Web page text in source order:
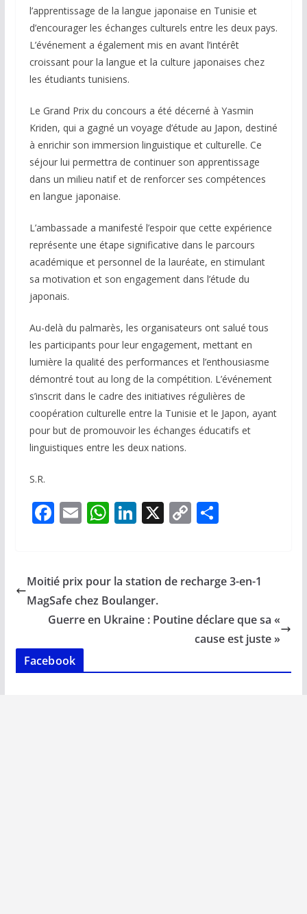
l’apprentissage de la langue japonaise en Tunisie et
d’encourager les échanges culturels entre les deux pays.
L’événement a également mis en avant l’intérêt
croissant pour la langue et la culture japonaises chez
les étudiants tunisiens.
Le Grand Prix du concours a été décerné à Yasmin
Kriden, qui a gagné un voyage d’étude au Japon, destiné
à enrichir son immersion linguistique et culturelle. Ce
séjour lui permettra de continuer son apprentissage
dans un milieu natif et de renforcer ses compétences
en langue japonaise.
L’ambassade a manifesté l’espoir que cette expérience
représente une étape significative dans le parcours
académique et personnel de la lauréate, en stimulant
sa motivation et son engagement dans l’étude du
japonais.
Au-delà du palmarès, les organisateurs ont salué tous
les participants pour leur engagement, mettant en
lumière la qualité des performances et l’enthousiasme
démontré tout au long de la compétition. L’événement
s’inscrit dans le cadre des initiatives régulières de
coopération culturelle entre la Tunisie et le Japon, ayant
pour but de promouvoir les échanges éducatifs et
linguistiques entre les deux nations.
S.R.
F
b
o
o
k
E
l
W
s
A
p
Li
e
dI
n
X C
y
n
k
P
g
Moitié prix pour la station de recharge 3-en-1
MagSafe chez Boulanger.
Guerre en Ukraine : Poutine déclare que sa «
cause est juste »
Facebook